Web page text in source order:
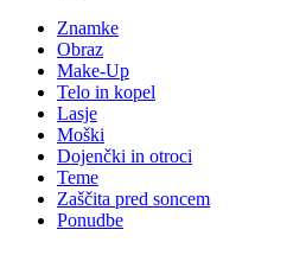
Znamke
Obraz
Make-Up
Telo in kopel
Lasje
Moški
Dojenčki in otroci
Teme
Zaščita pred soncem
Ponudbe